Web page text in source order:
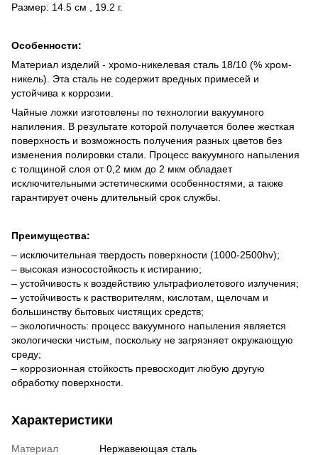
Размер: 14.5 см , 19.2 г.
Особенности:
Материал изделий - хромо-никелевая сталь 18/10 (% хром-
никель). Эта сталь не содержит вредных примесей и
устойчива к коррозии.
Чайные ложки изготовлены по технологии вакуумного
напиления. В результате которой получается более жесткая
поверхность и возможность получения разных цветов без
изменения полировки стали. Процесс вакуумного напыления
с толщиной слоя от 0,2 мкм до 2 мкм обладает
исключительными эстетическими особенностями, а также
гарантирует очень длительный срок службы.
Преимущества:
– исключительная твердость поверхности (1000-2500hv);
– высокая износостойкость к истиранию;
– устойчивость к воздействию ультрафиолетового излучения;
– устойчивость к растворителям, кислотам, щелочам и
большинству бытовых чистящих средств;
– экологичность: процесс вакуумного напыления является
экологически чистым, поскольку не загрязняет окружающую
среду;
– коррозионная стойкость превосходит любую другую
обработку поверхности.
Характеристики
Материал
Нержавеющая сталь